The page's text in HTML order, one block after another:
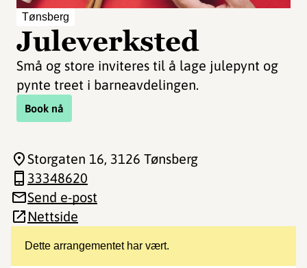
Tønsberg
Juleverksted
Små og store inviteres til å lage julepynt og
pynte treet i barneavdelingen.
Book nå
Dette arrangementet har vært.
Storgaten 16, 3126 Tønsberg
33348620
Send e-post
Nettside